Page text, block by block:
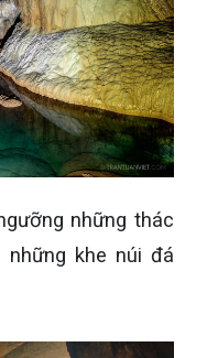
những thác
khe núi đá